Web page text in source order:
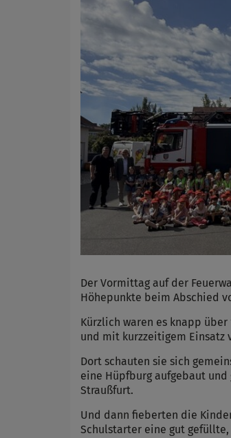
Der Vormittag auf der
Höhepunkte beim Abschied
Kürzlich waren es knapp
und mit kurzzeitigem Einsatz
Dort schauten sie sich
eine Hüpfburg aufgebaut und
Straußfurt.
Und dann fieberten die
Schulstarter eine gut